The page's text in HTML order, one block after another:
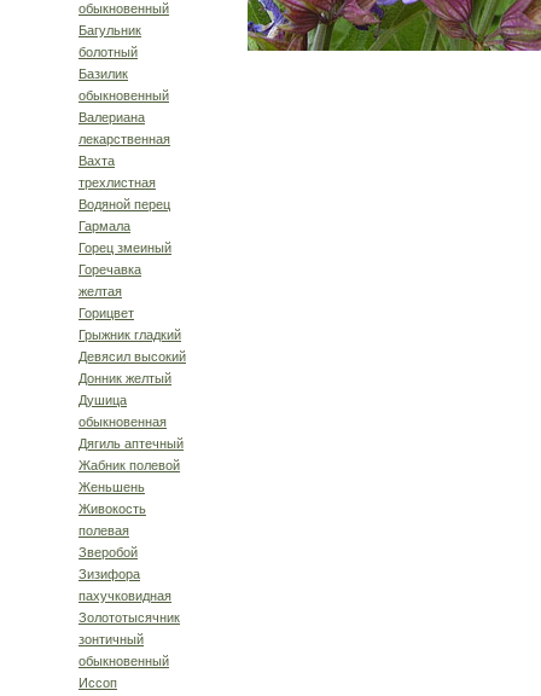
обыкновенный
Багульник
болотный
Базилик
обыкновенный
Валериана
лекарственная
Вахта
трехлистная
Водяной перец
Гармала
Горец змеиный
Горечавка
желтая
Горицвет
Грыжник гладкий
Девясил высокий
Донник желтый
Душица
обыкновенная
Дягиль аптечный
Жабник полевой
Женьшень
Живокость
полевая
Зверобой
Зизифора
пахучковидная
Золототысячник
зонтичный
обыкновенный
Иссоп